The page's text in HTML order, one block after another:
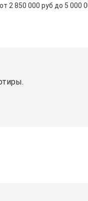
850 000 руб до 5 000